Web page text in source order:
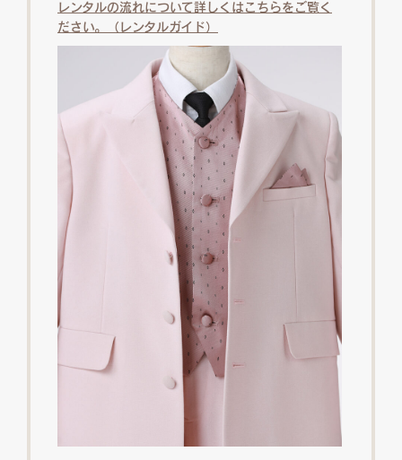
レンタルの流れについて詳しくはこちらをご覧く
ださい。（レンタルガイド）